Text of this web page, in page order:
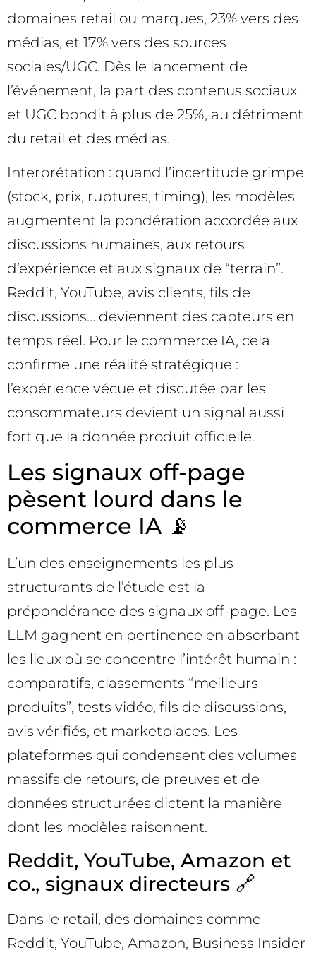
domaines retail ou marques, 23% vers des
médias, et 17% vers des sources
sociales/UGC. Dès le lancement de
l’événement, la part des contenus sociaux
et UGC bondit à plus de 25%, au détriment
du retail et des médias.
Interprétation : quand l’incertitude grimpe
(stock, prix, ruptures, timing), les modèles
augmentent la pondération accordée aux
discussions humaines, aux retours
d’expérience et aux signaux de “terrain”.
Reddit, YouTube, avis clients, fils de
discussions… deviennent des capteurs en
temps réel. Pour le commerce IA, cela
confirme une réalité stratégique :
l’expérience vécue et discutée par les
consommateurs devient un signal aussi
fort que la donnée produit officielle.
Les signaux off-page
pèsent lourd dans le
commerce IA 📡
L’un des enseignements les plus
structurants de l’étude est la
prépondérance des signaux off-page. Les
LLM gagnent en pertinence en absorbant
les lieux où se concentre l’intérêt humain :
comparatifs, classements “meilleurs
produits”, tests vidéo, fils de discussions,
avis vérifiés, et marketplaces. Les
plateformes qui condensent des volumes
massifs de retours, de preuves et de
données structurées dictent la manière
dont les modèles raisonnent.
Reddit, YouTube, Amazon et
co., signaux directeurs 🔗
Dans le retail, des domaines comme
Reddit, YouTube, Amazon, Business Insider